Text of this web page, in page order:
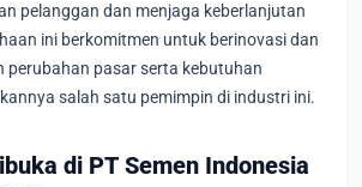
pelanggan dan menjaga keberlanjutan
ini berkomitmen untuk berinovasi dan
perubahan pasar serta kebutuhan
salah satu pemimpin di industri ini.
di PT Semen Indonesia